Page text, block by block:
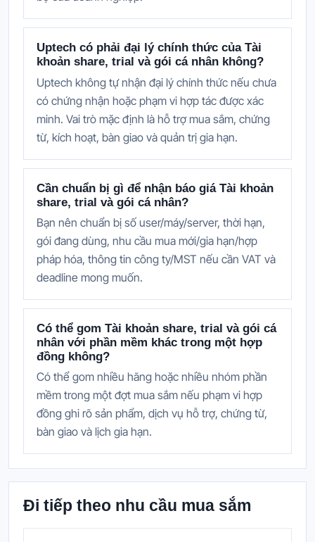
Uptech có phải đại lý chính thức của Tài
khoản share, trial và gói cá nhân không?
Uptech không tự nhận đại lý chính thức nếu chưa
có chứng nhận hoặc phạm vi hợp tác được xác
minh. Vai trò mặc định là hỗ trợ mua sắm, chứng
từ, kích hoạt, bàn giao và quản trị gia hạn.
Cần chuẩn bị gì để nhận báo giá Tài khoản
share, trial và gói cá nhân?
Bạn nên chuẩn bị số user/máy/server, thời hạn,
gói đang dùng, nhu cầu mua mới/gia hạn/hợp
pháp hóa, thông tin công ty/MST nếu cần VAT và
deadline mong muốn.
Có thể gom Tài khoản share, trial và gói cá
nhân với phần mềm khác trong một hợp
đồng không?
Có thể gom nhiều hãng hoặc nhiều nhóm phần
mềm trong một đợt mua sắm nếu phạm vi hợp
đồng ghi rõ sản phẩm, dịch vụ hỗ trợ, chứng từ,
bàn giao và lịch gia hạn.
Đi tiếp theo nhu cầu mua sắm